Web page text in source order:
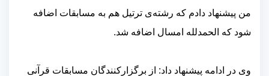
من پیشنهاد دادم که رشته‌ی ترتیل هم به مسابقات اضافه
شود که الحمدلله امسال اضافه شد.
وی در ادامه پیشنهاد داد: از برگزارکنندگان مسابقات قرآنی